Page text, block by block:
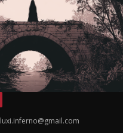
luxi.inferno@gmail.com